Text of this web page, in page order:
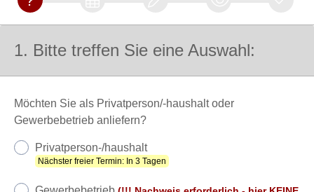
1. Bitte treffen Sie eine Auswahl:
Möchten Sie als Privatperson/-haushalt oder
Gewerbebetrieb anliefern?
Privatperson-/haushalt
Nächster freier Termin: In 3 Tagen